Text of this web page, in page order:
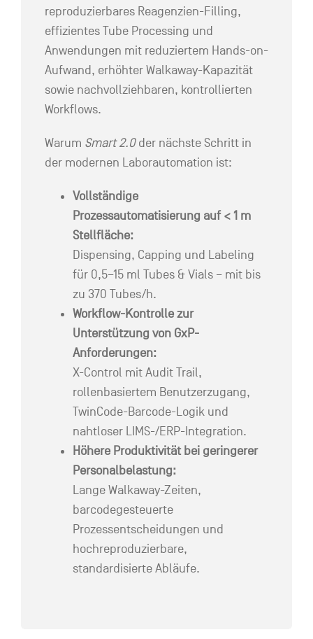
reproduzierbares Reagenzien-Filling,
effizientes Tube Processing und
Anwendungen mit reduziertem Hands-on-
Aufwand, erhöhter Walkaway-Kapazität
sowie nachvollziehbaren, kontrollierten
Workflows.
Warum Smart 2.0der nächste Schritt in
der modernen Laborautomation ist:
Vollständige
Prozessautomatisierung auf < 1 m
Stellfläche:
Dispensing, Capping und Labeling
für 0,5–15 ml Tubes & Vials – mit bis
zu 370 Tubes/h.
Workflow-Kontrolle zur
Unterstützung von GxP-
Anforderungen:
X-Control mit Audit Trail,
rollenbasiertem Benutzerzugang,
TwinCode-Barcode-Logik und
nahtloser LIMS-/ERP-Integration.
Höhere Produktivität bei geringerer
Personalbelastung:
Lange Walkaway-Zeiten,
barcodegesteuerte
Prozessentscheidungen und
hochreproduzierbare,
standardisierte Abläufe.